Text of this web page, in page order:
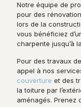
Notre équipe de
pour des
lors de la
vous bénéficiez
charpente jusqu’à
Pour des travaux
appel à nos
couverture et des
la toiture par
aménagés. Prenez